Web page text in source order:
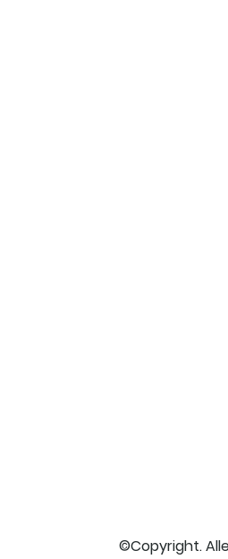
©Copyright.